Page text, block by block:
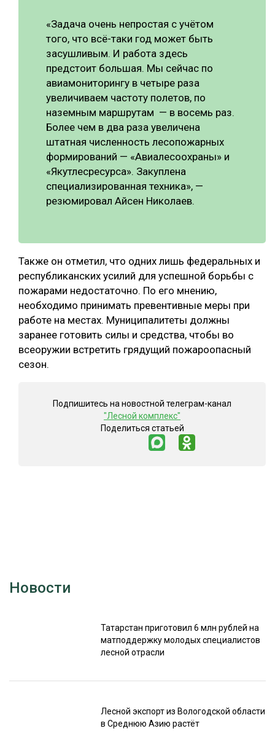
«Задача очень непростая с учётом
того, что всё-таки год может быть
засушливым. И работа здесь
предстоит большая. Мы сейчас по
авиамониторингу в четыре раза
увеличиваем частоту полетов, по
наземным маршрутам — в восемь раз.
Более чем в два раза увеличена
штатная численность лесопожарных
формирований — «Авиалесоохраны» и
«Якутлесресурса». Закуплена
специализированная техника», —
резюмировал Айсен Николаев.
Также он отметил, что одних лишь федеральных и
республиканских усилий для успешной борьбы с
пожарами недостаточно. По его мнению,
необходимо принимать превентивные меры при
работе на местах. Муниципалитеты должны
заранее готовить силы и средства, чтобы во
всеоружии встретить грядущий пожароопасный
сезон.
Подпишитесь на новостной телеграм-канал
"Лесной комплекс"
Поделиться статьей
Новости
Татарстан приготовил 6 млн рублей на
матподдержку молодых специалистов
лесной отрасли
Лесной экспорт из Вологодской области
в Среднюю Азию растёт